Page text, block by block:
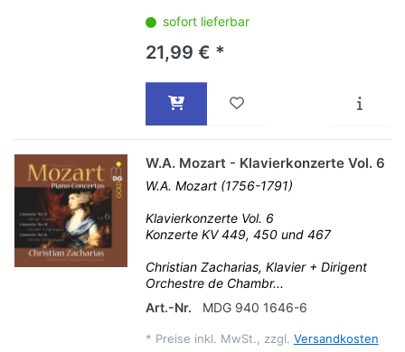
sofort lieferbar
21,99 € *
W.A. Mozart - Klavierkonzerte Vol. 6
W.A. Mozart (1756-1791)
Klavierkonzerte Vol. 6
Konzerte KV 449, 450 und 467
Christian Zacharias, Klavier + Dirigent
Orchestre de Chambr...
Art.-Nr.
MDG 940 1646-6
* Preise inkl. MwSt., zzgl. Versandkosten